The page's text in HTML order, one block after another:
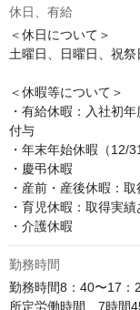
休日、有給
＜休日について＞
土曜日、日曜日、祝
＜休暇等について＞
・有給休暇：入社初
付与
・年末年始休暇（12/
・慶弔休暇
・産前・産後休暇：取
・育児休暇：取得実績
・介護休暇
勤務時間
勤務時間8：40〜17：
所定労働時間　7時間